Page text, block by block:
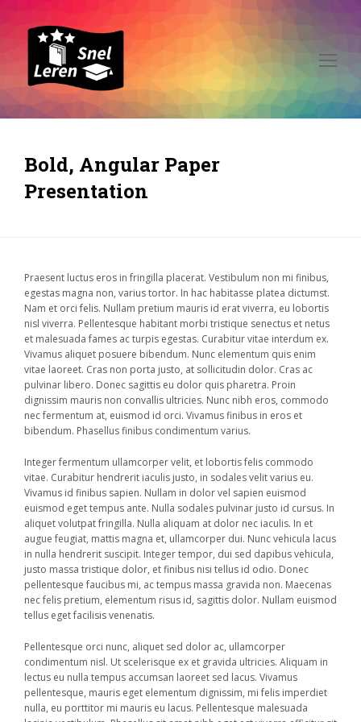
Bold, Angular Paper
Presentation
Praesent luctus eros in fringilla placerat. Vestibulum non mi finibus,
egestas magna non, varius tortor. In hac habitasse platea dictumst.
Nam et orci felis. Nullam pretium mauris id erat viverra, eu lobortis
nisl viverra. Pellentesque habitant morbi tristique senectus et netus
et malesuada fames ac turpis egestas. Curabitur vitae interdum ex.
Vivamus aliquet posuere bibendum. Nunc elementum quis enim
vitae laoreet. Cras non porta justo, at sollicitudin dolor. Cras ac
pulvinar libero. Donec sagittis eu dolor quis pharetra. Proin
dignissim mauris non convallis ultricies. Nunc nibh eros, commodo
nec fermentum at, euismod id orci. Vivamus finibus in eros et
bibendum. Phasellus finibus condimentum varius.
Integer fermentum ullamcorper velit, et lobortis felis commodo
vitae. Curabitur hendrerit iaculis justo, in sodales velit varius eu.
Vivamus id finibus sapien. Nullam in dolor vel sapien euismod
euismod eget tempus ante. Nulla sodales pulvinar justo id cursus. In
aliquet volutpat fringilla. Nulla aliquam at dolor nec iaculis. In et
augue feugiat, mattis magna et, ullamcorper dui. Nunc vehicula lacus
in nulla hendrerit suscipit. Integer tempor, dui sed dapibus vehicula,
justo massa tristique dolor, et finibus nisi tellus id odio. Donec
pellentesque faucibus mi, ac tempus massa gravida non. Maecenas
nec felis pretium, elementum risus id, sagittis dolor. Nullam euismod
tellus eget facilisis venenatis.
Pellentesque orci nunc, aliquet sed dolor ac, ullamcorper
condimentum nisl. Ut scelerisque ex et gravida ultricies. Aliquam in
lectus eu nulla tempus accumsan laoreet sed lacus. Vivamus
pellentesque, mauris eget elementum dignissim, mi felis imperdiet
nulla, eu porttitor mi mauris eu lacus. Pellentesque malesuada